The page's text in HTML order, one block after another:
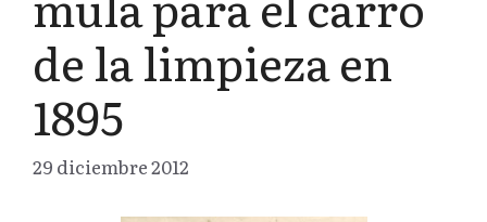
de la limpieza en
1895
29 diciembre 2012